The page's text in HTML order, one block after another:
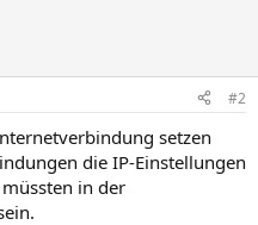
#2
setzen
die IP-Einstellungen
in der